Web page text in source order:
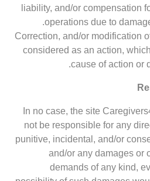
liability, and/or compensation
operations due to
Correction, and/or modification
considered as an action,
cause of action or
In no case, the site
not be responsible for any
punitive, incidental, and/or
and/or any damages or
demands of any kind,